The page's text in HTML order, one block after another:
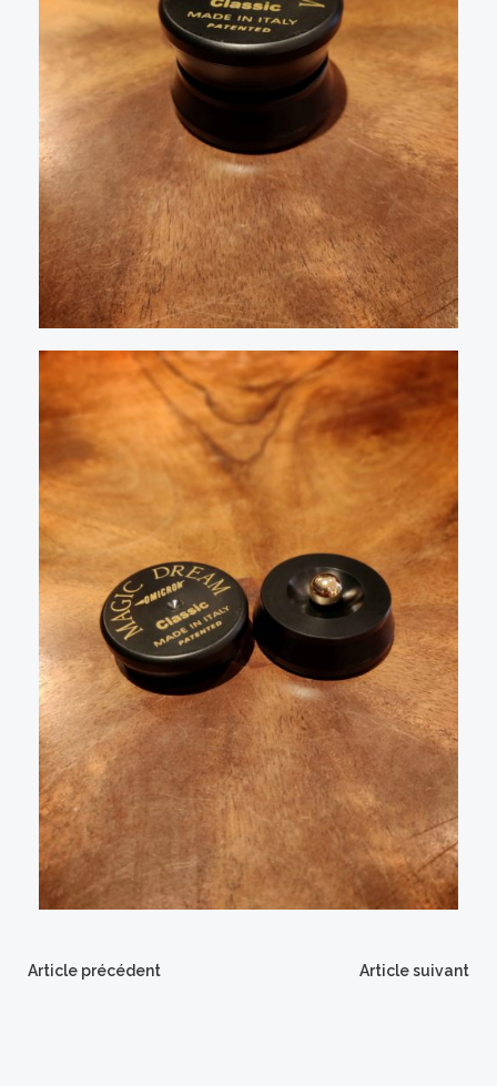
Article précédent Article suivant